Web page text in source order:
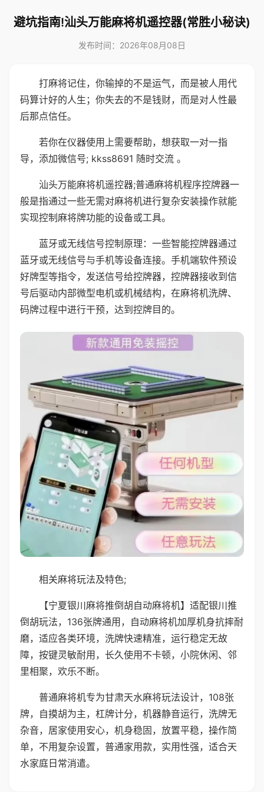
避坑指南!汕头万能麻将机遥控器(常胜小秘诀)
发布时间：2026年08月08日
打麻将记住，你输掉的不是运气，而是被人用代
码算计好的人生；你失去的不是钱财，而是对人性最
后那点信任。
若你在仪器使用上需要帮助，想获取一对一指
导，添加微信号; kkss8691 随时交流 。
汕头万能麻将机遥控器;普通麻将机程序控牌器一
般是指通过一些无需对麻将机进行复杂安装操作就能
实现控制麻将牌功能的设备或工具。
蓝牙或无线信号控制原理：一些智能控牌器通过
蓝牙或无线信号与手机等设备连接。手机端软件预设
好牌型等指令，发送信号给控牌器，控牌器接收到信
号后驱动内部微型电机或机械结构，在麻将机洗牌、
码牌过程中进行干预，达到控牌目的。
相关麻将玩法及特色;
【宁夏银川麻将推倒胡自动麻将机】适配银川推
倒胡玩法，136张牌通用，自动麻将机加厚机身抗摔耐
磨，适应各类环境，洗牌快速精准，运行稳定无故
障，按键灵敏耐用，长久使用不卡顿，小院休闲、邻
里相聚，欢乐不断。
普通麻将机专为甘肃天水麻将玩法设计，108张
牌，自摸胡为主，杠牌计分，机器静音运行，洗牌无
杂音，居家使用安心，机身稳固，放置平稳，操作简
单，不用复杂设置，普通家用款，实用性强，适合天
水家庭日常消遣。